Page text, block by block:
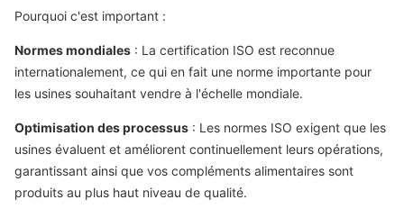
Pourquoi c'est important :
Normes mondiales : La certification ISO est reconnue
internationalement, ce qui en fait une norme importante pour
les usines souhaitant vendre à l'échelle mondiale.
Optimisation des processus : Les normes ISO exigent que les
usines évaluent et améliorent continuellement leurs opérations,
garantissant ainsi que vos compléments alimentaires sont
produits au plus haut niveau de qualité.